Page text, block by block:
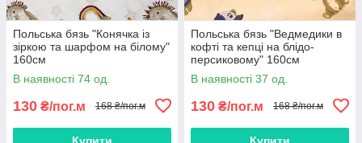
Польська бязь "Конячка із
зіркою та шарфом на білому"
160см
В наявності 74 од.
130 ₴/пог.м 168 ₴/пог.м
Купити
Польська бязь "Ведмедики в
кофті та кепці на блідо-
персиковому" 160см
В наявності 37 од.
130 ₴/пог.м 168 ₴/пог.м
Купити